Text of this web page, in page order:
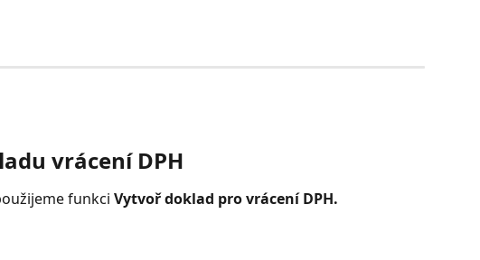
vrácení DPH
funkci Vytvoř doklad pro vrácení DPH.